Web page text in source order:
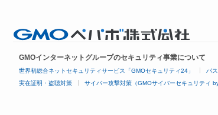
GMOインターネットグループのセキュリティ事業について
世界初総合ネットセキュリティサービス「GMOセキュリティ24」 パ
実在証明・盗聴対策 サイバー攻撃対策（GMOサイバーセキュリティ by